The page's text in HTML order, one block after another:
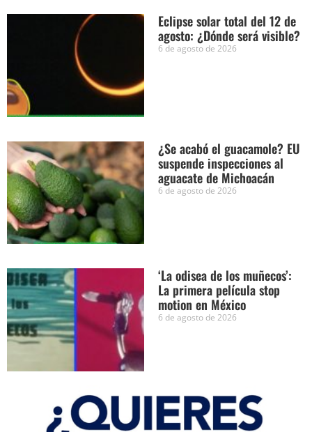
Eclipse solar total del 12 de
agosto: ¿Dónde será visible?
6 de agosto de 2026
¿Se acabó el guacamole? EU
suspende inspecciones al
aguacate de Michoacán
6 de agosto de 2026
‘La odisea de los muñecos’:
La primera película stop
motion en México
6 de agosto de 2026